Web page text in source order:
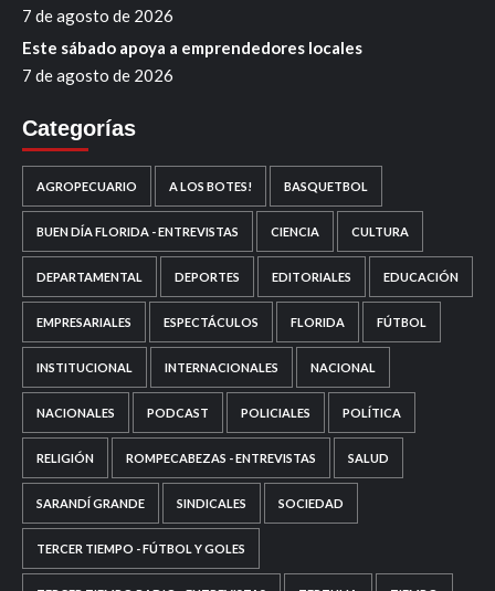
7 de agosto de 2026
Este sábado apoya a emprendedores locales
7 de agosto de 2026
Categorías
AGROPECUARIO A LOS BOTES! BASQUETBOL
BUEN DÍA FLORIDA - ENTREVISTAS CIENCIA CULTURA
DEPARTAMENTAL DEPORTES EDITORIALES EDUCACIÓN
EMPRESARIALES ESPECTÁCULOS FLORIDA FÚTBOL
INSTITUCIONAL INTERNACIONALES NACIONAL
NACIONALES PODCAST POLICIALES POLÍTICA
RELIGIÓN ROMPECABEZAS - ENTREVISTAS SALUD
SARANDÍ GRANDE SINDICALES SOCIEDAD
TERCER TIEMPO - FÚTBOL Y GOLES